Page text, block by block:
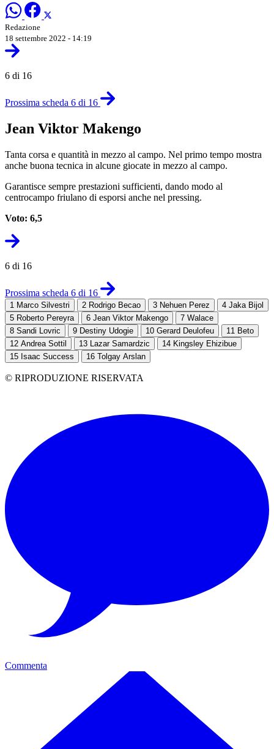
Redazione
18 settembre 2022 - 14:19
6 di 16
Prossima scheda 6 di 16
Jean Viktor Makengo
Tanta corsa e quantità in mezzo al campo. Nel primo tempo mostra
anche buona tecnica in alcune giocate in mezzo al campo.
Garantisce sempre prestazioni sufficienti, dando modo al
centrocampo friulano di esporsi anche nel pressing.
Voto: 6,5
6 di 16
Prossima scheda 6 di 16
1 Marco Silvestri 2 Rodrigo Becao 3 Nehuen Perez 4 Jaka Bijol
5 Roberto Pereyra 6 Jean Viktor Makengo 7 Walace
8 Sandi Lovric 9 Destiny Udogie 10 Gerard Deulofeu 11 Beto
12 Andrea Sottil 13 Lazar Samardzic 14 Kingsley Ehizibue
15 Isaac Success 16 Tolgay Arslan
© RIPRODUZIONE RISERVATA
Commenta